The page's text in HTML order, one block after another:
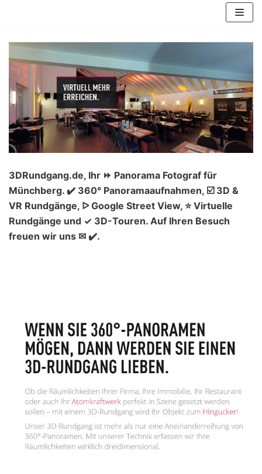
Inhalt
springen
3DRundgang.de, Ihr ⏩ Panorama Fotograf für
Münchberg. ✔️ 360° Panoramaaufnahmen, ☑️ 3D &
VR Rundgänge, ᐅ Google Street View, ⭐ Virtuelle
Rundgänge und ✓ 3D-Touren. Auf Ihren Besuch
freuen wir uns ✉ ✔️.